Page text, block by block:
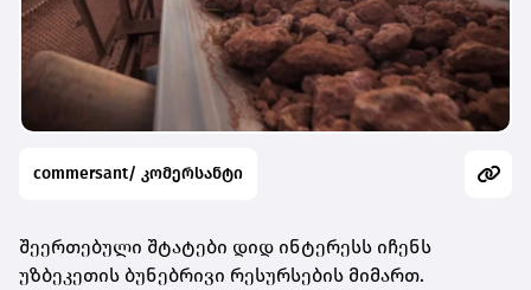
commersant/ კომერსანტი
შეერთებული შტატები დიდ ინტერესს იჩენს
უზბეკეთის ბუნებრივი რესურსების მიმართ.